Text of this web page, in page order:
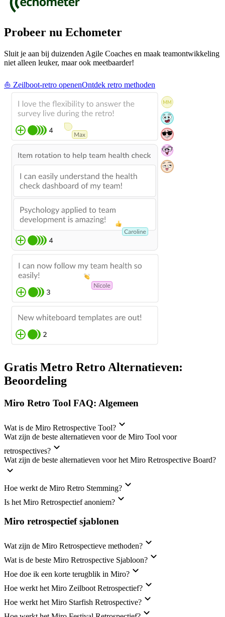
Probeer nu Echometer
Sluit je aan bij duizenden Agile Coaches en maak teamontwikkeling
niet alleen leuker, maar ook meetbaarder!
⛵ Zeilboot-retro openenOntdek retro methoden
Gratis Metro Retro Alternatieven:
Beoordeling
Miro Retro Tool FAQ: Algemeen
Wat is de Miro Retrospective Tool?
Wat zijn de beste alternatieven voor de Miro Tool voor
retrospectives?
Wat zijn de beste alternatieven voor het Miro Retrospective Board?
Hoe werkt de Miro Retro Stemming?
Is het Miro Retrospectief anoniem?
Miro retrospectief sjablonen
Wat zijn de Miro Retrospectieve methoden?
Wat is de beste Miro Retrospective Sjabloon?
Hoe doe ik een korte terugblik in Miro?
Hoe werkt het Miro Zeilboot Retrospectief?
Hoe werkt het Miro Starfish Retrospective?